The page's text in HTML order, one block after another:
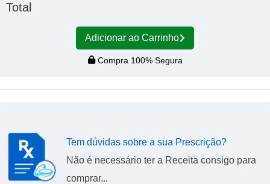
Total
Adicionar ao Carrinho
Compra 100% Segura
Tem dúvidas sobre a sua Prescrição?
Não é necessário ter a Receita consigo para
comprar...